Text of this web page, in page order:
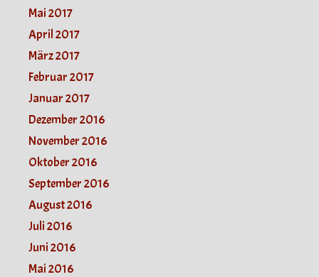
Mai 2017
April 2017
März 2017
Februar 2017
Januar 2017
Dezember 2016
November 2016
Oktober 2016
September 2016
August 2016
Juli 2016
Juni 2016
Mai 2016